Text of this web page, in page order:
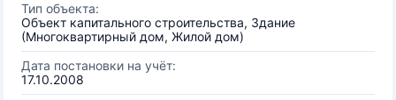
Тип объекта:
Объект капитального строительства, Здание
(Многоквартирный дом, Жилой дом)
Дата постановки на учёт:
17.10.2008